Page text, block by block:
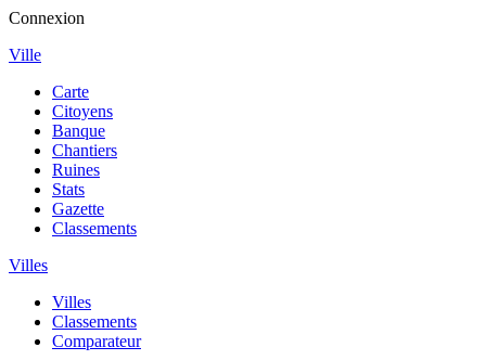
Connexion
Ville
Carte
Citoyens
Banque
Chantiers
Ruines
Stats
Gazette
Classements
Villes
Villes
Classements
Comparateur